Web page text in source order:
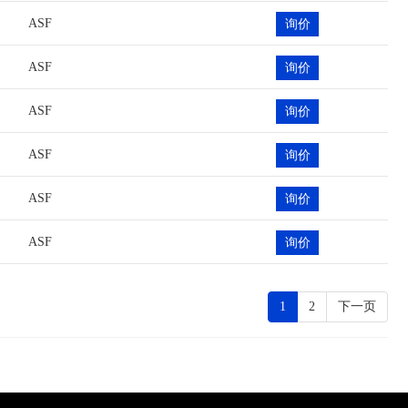
ASF 询价
ASF 询价
ASF 询价
ASF 询价
ASF 询价
ASF 询价
1 2 下一页